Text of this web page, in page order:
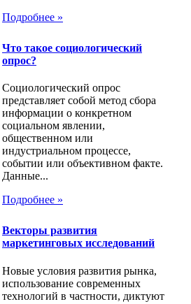
Подробнее »
Что такое социологический
опрос?
Социологический опрос
представляет собой метод сбора
информации о конкретном
социальном явлении,
общественном или
индустриальном процессе,
событии или объективном факте.
Данные...
Подробнее »
Векторы развития
маркетинговых исследований
Новые условия развития рынка,
использование современных
технологий в частности, диктуют